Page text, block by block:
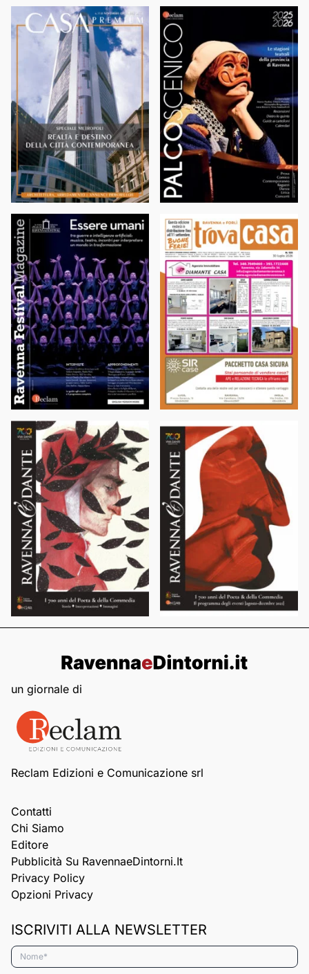
un giornale di
Reclam Edizioni e Comunicazione srl
Contatti
Chi Siamo
Editore
Pubblicità Su RavennaeDintorni.it
Privacy Policy
Opzioni Privacy
ISCRIVITI ALLA NEWSLETTER
Nome*